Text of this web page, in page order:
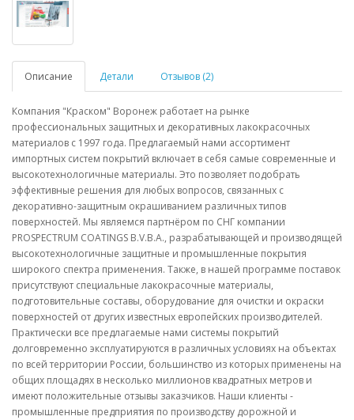
Описание Детали Отзывов (2)
Компания "Краском" Воронеж работает на рынке
профессиональных защитных и декоративных лакокрасочных
материалов с 1997 года. Предлагаемый нами ассортимент
импортных систем покрытий включает в себя самые современные и
высокотехнологичные материалы. Это позволяет подобрать
эффективные решения для любых вопросов, связанных с
декоративно-защитным окрашиванием различных типов
поверхностей. Мы являемся партнёром по СНГ компании
PROSPECTRUM COATINGS B.V.B.A., разрабатывающей и производящей
высокотехнологичные защитные и промышленные покрытия
широкого спектра применения. Также, в нашей программе поставок
присутствуют специальные лакокрасочные материалы,
подготовительные составы, оборудование для очистки и окраски
поверхностей от других известных европейских производителей.
Практически все предлагаемые нами системы покрытий
долговременно эксплуатируются в различных условиях на объектах
по всей территории России, большинство из которых применены на
общих площадях в несколько миллионов квадратных метров и
имеют положительные отзывы заказчиков. Наши клиенты -
промышленные предприятия по производству дорожной и